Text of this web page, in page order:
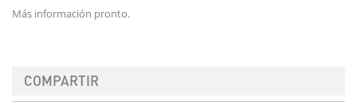
Más información pronto.
COMPARTIR